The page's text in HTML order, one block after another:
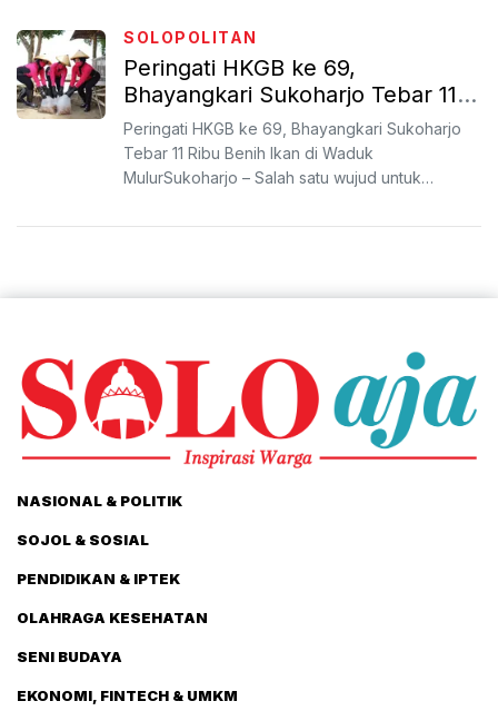
SOLOPOLITAN
Peringati HKGB ke 69,
Bhayangkari Sukoharjo Tebar 11
Ribu Benih Ikan di Waduk Mulur
Peringati HKGB ke 69, Bhayangkari Sukoharjo
Tebar 11 Ribu Benih Ikan di Waduk
MulurSukoharjo – Salah satu wujud untuk
NASIONAL & POLITIK
SOJOL & SOSIAL
PENDIDIKAN & IPTEK
OLAHRAGA KESEHATAN
SENI BUDAYA
EKONOMI, FINTECH & UMKM